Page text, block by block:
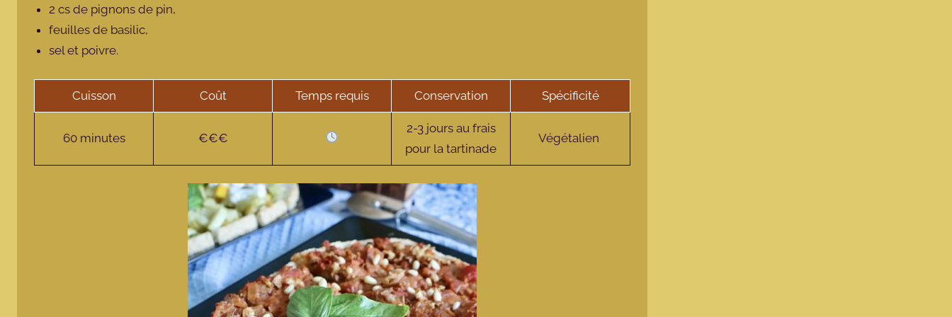
2 cs de pignons de pin,
feuilles de basilic,
sel et poivre.
Cuisson Coût Temps requis Conservation Spécificité
60 minutes €€€
2-3 jours au frais
pour la tartinade
Végétalien